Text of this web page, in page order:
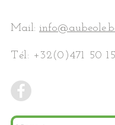
Mail:
Tél: +32(0)471 50